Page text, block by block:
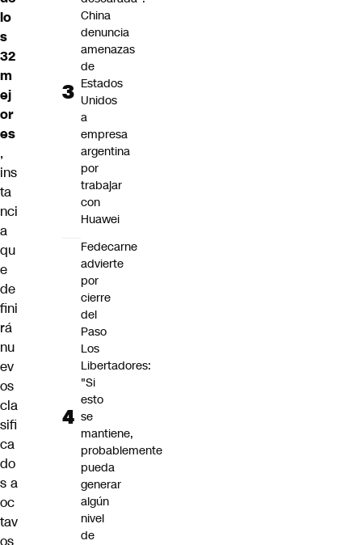
lo
s
32
m
ej
or
es
,
ins
ta
nci
a
qu
e
de
fini
rá
nu
ev
os
cla
sifi
ca
do
s a
oc
tav
os
China
denuncia
amenazas
de
Estados
Unidos
a
empresa
argentina
por
trabajar
con
Huawei
Fedecarne
advierte
por
cierre
del
Paso
Los
Libertadores:
"Si
esto
se
mantiene,
probablemente
pueda
generar
algún
nivel
de